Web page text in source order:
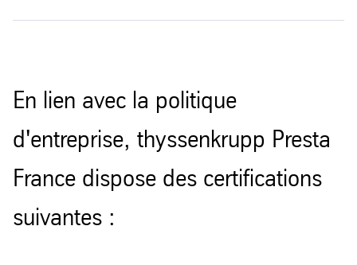
En lien avec la politique
d'entreprise, thyssenkrupp Presta
France dispose des certifications
suivantes :